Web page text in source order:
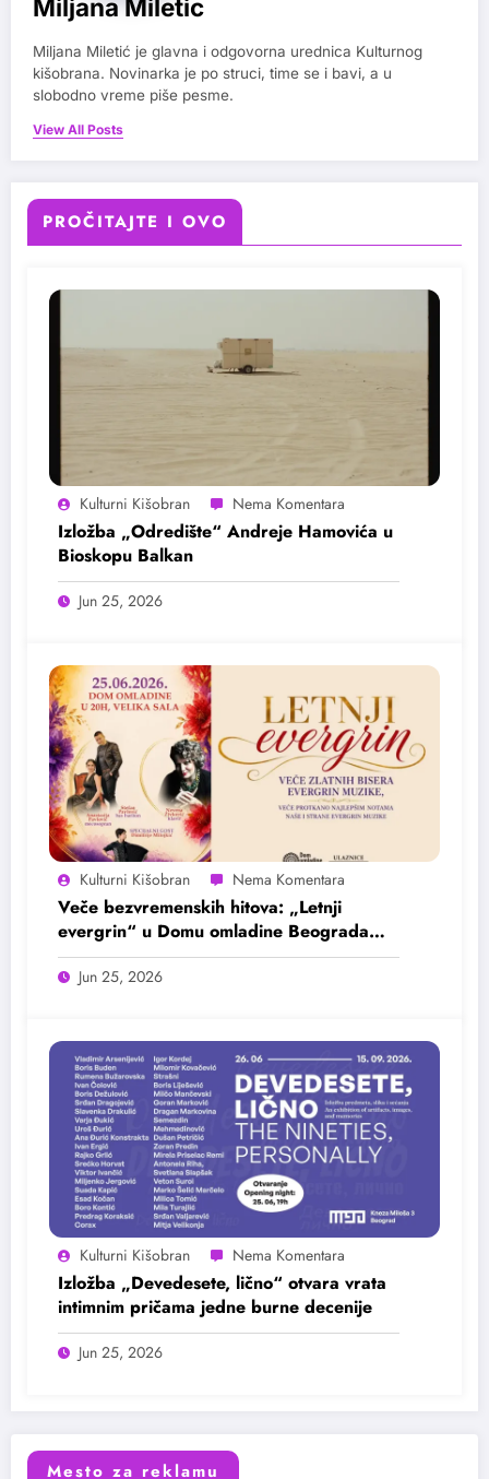
Miljana Miletic
Miljana Miletić je glavna i odgovorna urednica Kulturnog
kišobrana. Novinarka je po struci, time se i bavi, a u
slobodno vreme piše pesme.
View All Posts
PROČITAJTE I OVO
Kulturni Kišobran
Izložba „Odredište“ Andreje Hamovića u
Bioskopu Balkan
Jun 25, 2026
Kulturni Kišobran
Veče bezvremenskih hitova: „Letnji
evergrin“ u Domu omladine Beograda
25. juna
Jun 25, 2026
Kulturni Kišobran
Izložba „Devedesete, lično“ otvara vrata
intimnim pričama jedne burne decenije
Jun 25, 2026
Mesto za reklamu